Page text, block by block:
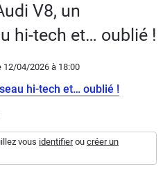
V8, un
hi-tech et… oublié !
12/04/2026à 18:00
hi-tech et… oublié !
vous identifierou créer un